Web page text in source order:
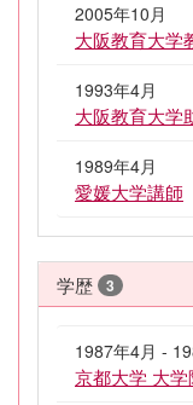
2005年10月
大阪教育大学
1993年4月
大阪教育大学
1989年4月
愛媛大学講師
学歴 3
1987年4月 -
京都大学 大